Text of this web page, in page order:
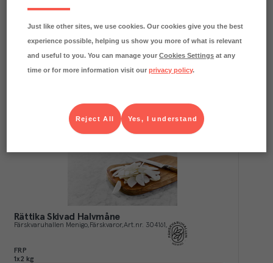
SallaCarte Färskvaror Art.nr. 303434
4x1 kg
Köp (Logga in)
Rättika Skivad Halvmåne
Färskvaruhallen Menigo Färskvaror Art.nr. 304161
FRP
1x2 kg
Just like other sites, we use cookies. Our cookies give you the best
experience possible, helping us show you more of what is relevant
and useful to you. You can manage yourCookies Settings at any
time or for more information visit ourprivacy policy.
Yes, I understand
Reject All